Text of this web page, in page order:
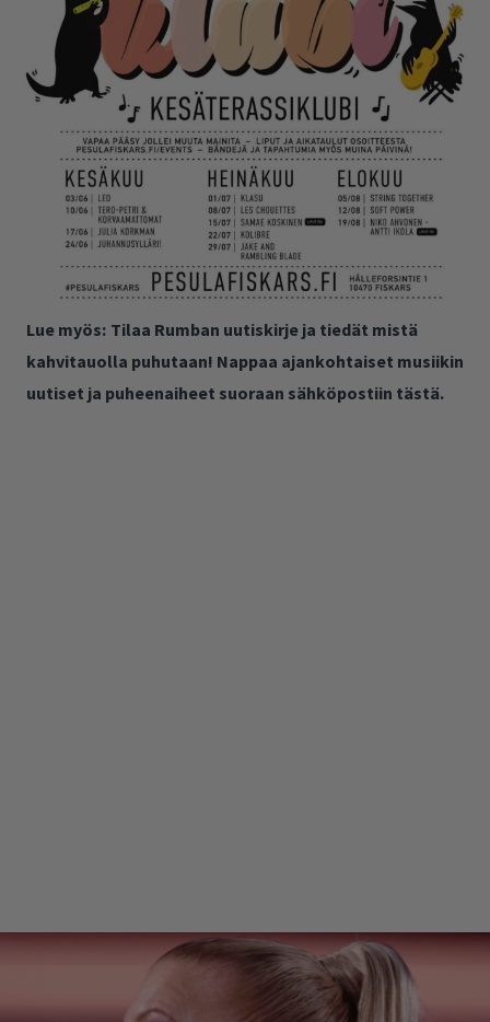
Lue myös: Tilaa Rumban uutiskirje ja tiedät mistä
kahvitauolla puhutaan! Nappaa ajankohtaiset musiikin
uutiset ja puheenaiheet suoraan sähköpostiin tästä.